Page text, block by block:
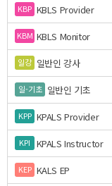
KBP KBLS Provider
KBM KBLS Monitor
일강 일반인 강사
일-기초 일반인 기초
KPP KPALS Provider
KPI KPALS Instructor
KEP KALS EP